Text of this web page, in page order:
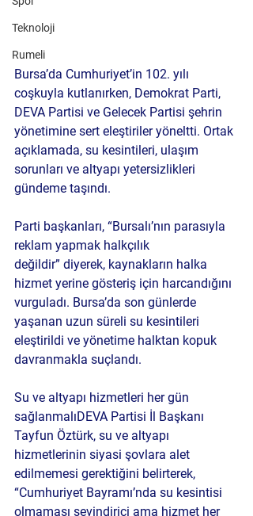
Teknoloji
Rumeli
Bursa’da Cumhuriyet’in 102. yılı
coşkuyla kutlanırken, Demokrat Parti,
DEVA Partisi ve Gelecek Partisi şehrin
yönetimine sert eleştiriler yöneltti. Ortak
açıklamada, su kesintileri, ulaşım
sorunları ve altyapı yetersizlikleri
gündeme taşındı.
Parti başkanları, “Bursalı’nın parasıyla
reklam yapmak halkçılık
değildir” diyerek, kaynakların halka
hizmet yerine gösteriş için harcandığını
vurguladı. Bursa’da son günlerde
yaşanan uzun süreli su kesintileri
eleştirildi ve yönetime halktan kopuk
davranmakla suçlandı.
Su ve altyapı hizmetleri her gün
sağlanmalıDEVA Partisi İl Başkanı
Tayfun Öztürk, su ve altyapı
hizmetlerinin siyasi şovlara alet
edilmemesi gerektiğini belirterek,
“Cumhuriyet Bayramı’nda su kesintisi
olmaması sevindirici ama hizmet her